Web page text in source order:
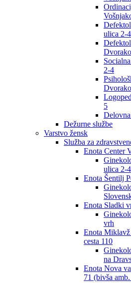
ulica 2-4
2-4
5
Dežurne službe
Varstvo žensk
Služba za
Enota Center
ulica 2-4
Enota Šentilj
Enota Sladki
vrh
Enota Miklavž
cesta 110
na
Enota Nova
71 (bivša